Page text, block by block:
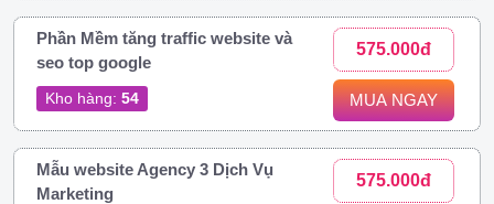
Phần Mềm tăng traffic website và
seo top google
Kho hàng: 54
575.000đ
MUA NGAY
Mẫu website Agency 3 Dịch Vụ
Marketing
575.000đ